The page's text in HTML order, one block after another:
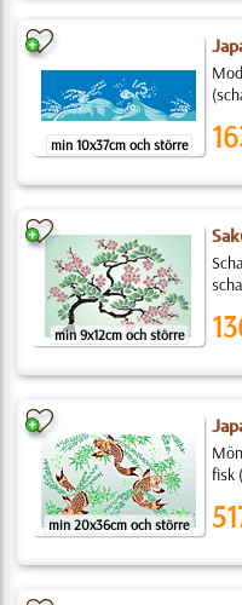
min 10x37cm och större
min 9x12cm och större
min 20x36cm och större
fisk